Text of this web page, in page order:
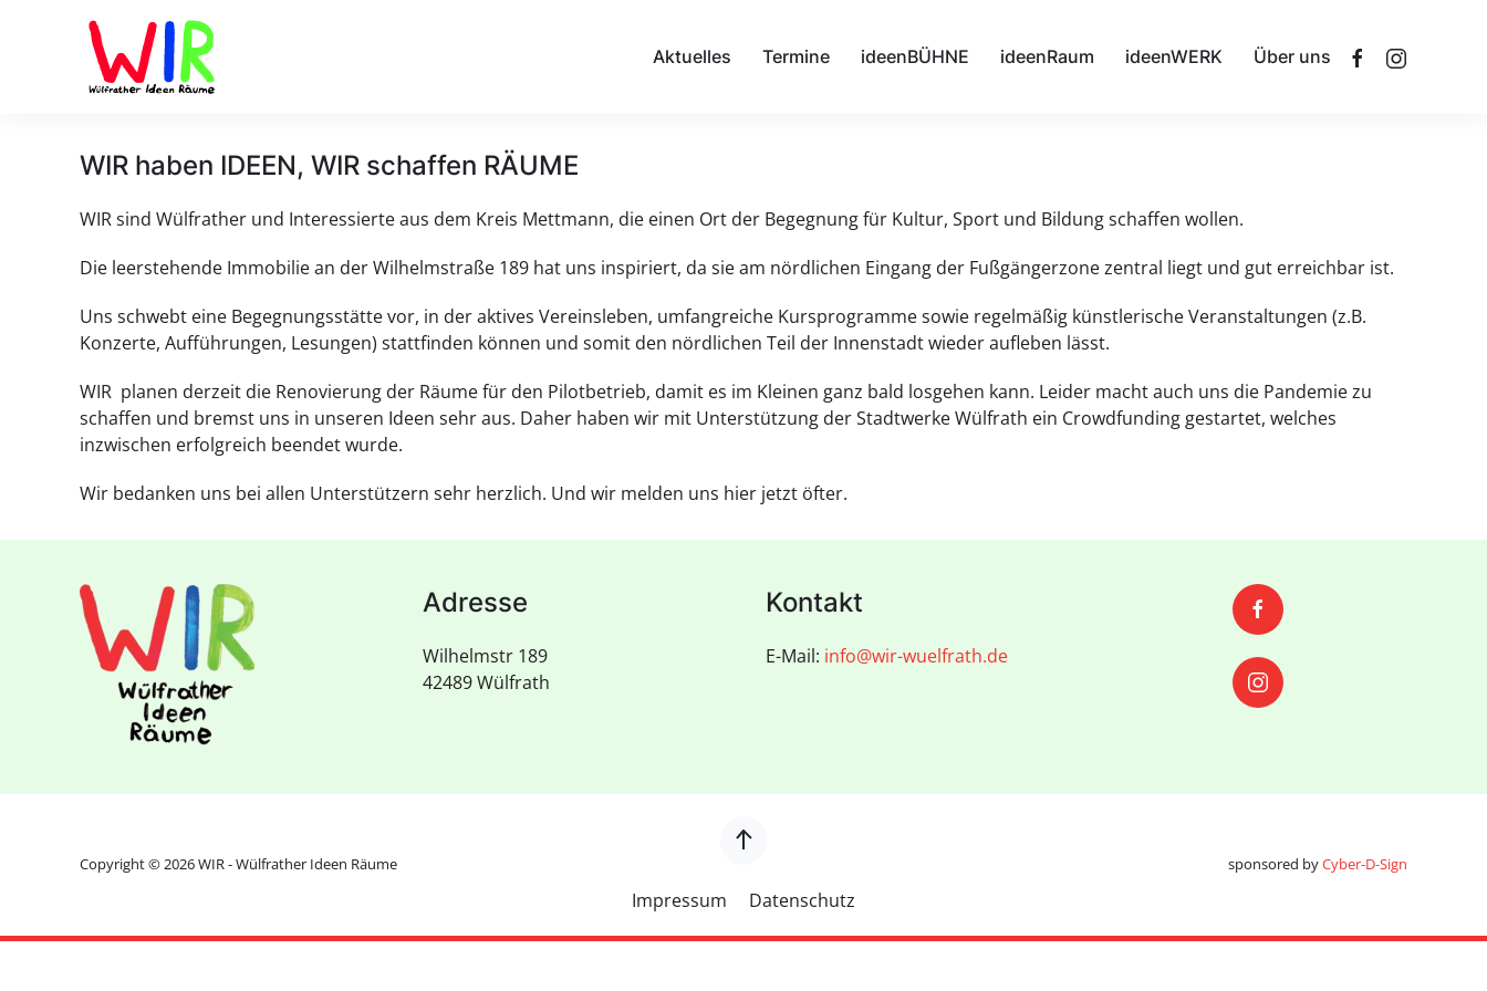
Skip to main content Aktuelles Termine ideenBÜHNE ideenRaum ideenWERK Über uns
WIR haben IDEEN, WIR schaffen RÄUME
WIR sind Wülfrather und Interessierte aus dem Kreis Mettmann, die einen Ort der Begegnung für Kultur, Sport und Bildung schaffen wollen.
Die leerstehende Immobilie an der Wilhelmstraße 189 hat uns inspiriert, da sie am nördlichen Eingang der Fußgängerzone zentral liegt und gut erreichbar ist.
Uns schwebt eine Begegnungsstätte vor, in der aktives Vereinsleben, umfangreiche Kursprogramme sowie regelmäßig künstlerische Veranstaltungen (z.B.
Konzerte, Aufführungen, Lesungen) stattfinden können und somit den nördlichen Teil der Innenstadt wieder aufleben lässt.
WIR planen derzeit die Renovierung der Räume für den Pilotbetrieb, damit es im Kleinen ganz bald losgehen kann. Leider macht auch uns die Pandemie zu
schaffen und bremst uns in unseren Ideen sehr aus. Daher haben wir mit Unterstützung der Stadtwerke Wülfrath ein Crowdfunding gestartet, welches
inzwischen erfolgreich beendet wurde.
Wir bedanken uns bei allen Unterstützern sehr herzlich. Und wir melden uns hier jetzt öfter.
Adresse
Wilhelmstr 189
42489 Wülfrath
Kontakt
E-Mail: info@wir-wuelfrath.de
Copyright ©2026WIR - Wülfrather Ideen Räume
Impressum Datenschutz
sponsored byCyber-D-Sign